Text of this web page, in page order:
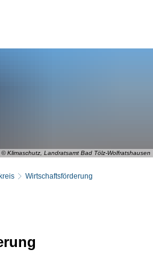
© Klimaschutz, Landratsamt Bad Tölz-Wolfratshausen
Wirtschaftsförderung